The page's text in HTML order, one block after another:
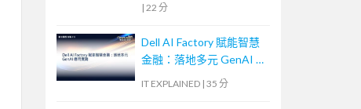
| 22 分
Dell AI Factory 賦能智慧
金融：落地多元 GenAI 應
IT EXPLAINED | 35 分